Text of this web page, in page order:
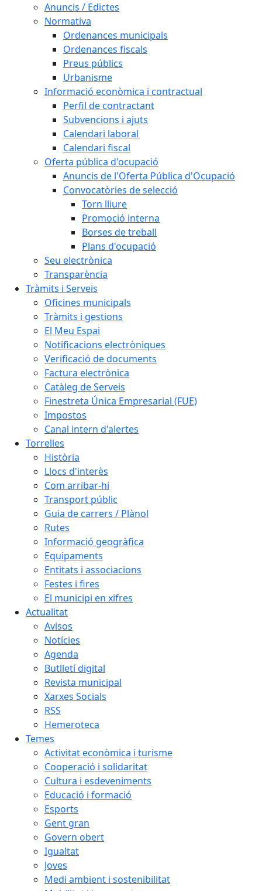
Anuncis / Edictes
Normativa
Ordenances municipals
Ordenances fiscals
Preus públics
Urbanisme
Informació econòmica i contractual
Perfil de contractant
Subvencions i ajuts
Calendari laboral
Calendari fiscal
Oferta pública d'ocupació
Anuncis de l'Oferta Pública d'Ocupació
Convocatòries de selecció
Torn lliure
Promoció interna
Borses de treball
Plans d'ocupació
Seu electrònica
Transparència
Tràmits i Serveis
Oficines municipals
Tràmits i gestions
El Meu Espai
Notificacions electròniques
Verificació de documents
Factura electrònica
Catàleg de Serveis
Finestreta Única Empresarial (FUE)
Impostos
Canal intern d'alertes
Torrelles
Història
Llocs d'interès
Com arribar-hi
Transport públic
Guia de carrers / Plànol
Rutes
Informació geogràfica
Equipaments
Entitats i associacions
Festes i fires
El municipi en xifres
Actualitat
Avisos
Notícies
Agenda
Butlletí digital
Revista municipal
Xarxes Socials
RSS
Hemeroteca
Temes
Activitat econòmica i turisme
Cooperació i solidaritat
Cultura i esdeveniments
Educació i formació
Esports
Gent gran
Govern obert
Igualtat
Joves
Medi ambient i sostenibilitat